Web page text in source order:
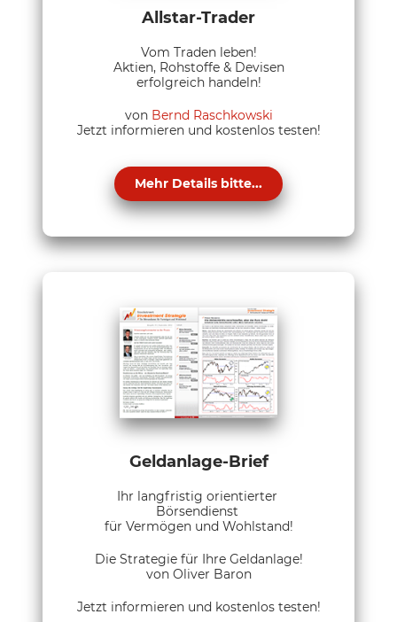
Allstar-Trader
Vom Traden leben!
Aktien, Rohstoffe & Devisen
erfolgreich handeln!
von Bernd Raschkowski
Jetzt informieren und kostenlos testen!
Mehr Details bitte...
Geldanlage-Brief
Ihr langfristig orientierter
Börsendienst
für Vermögen und Wohlstand!
Die Strategie für Ihre Geldanlage!
von Oliver Baron
Jetzt informieren und kostenlos testen!